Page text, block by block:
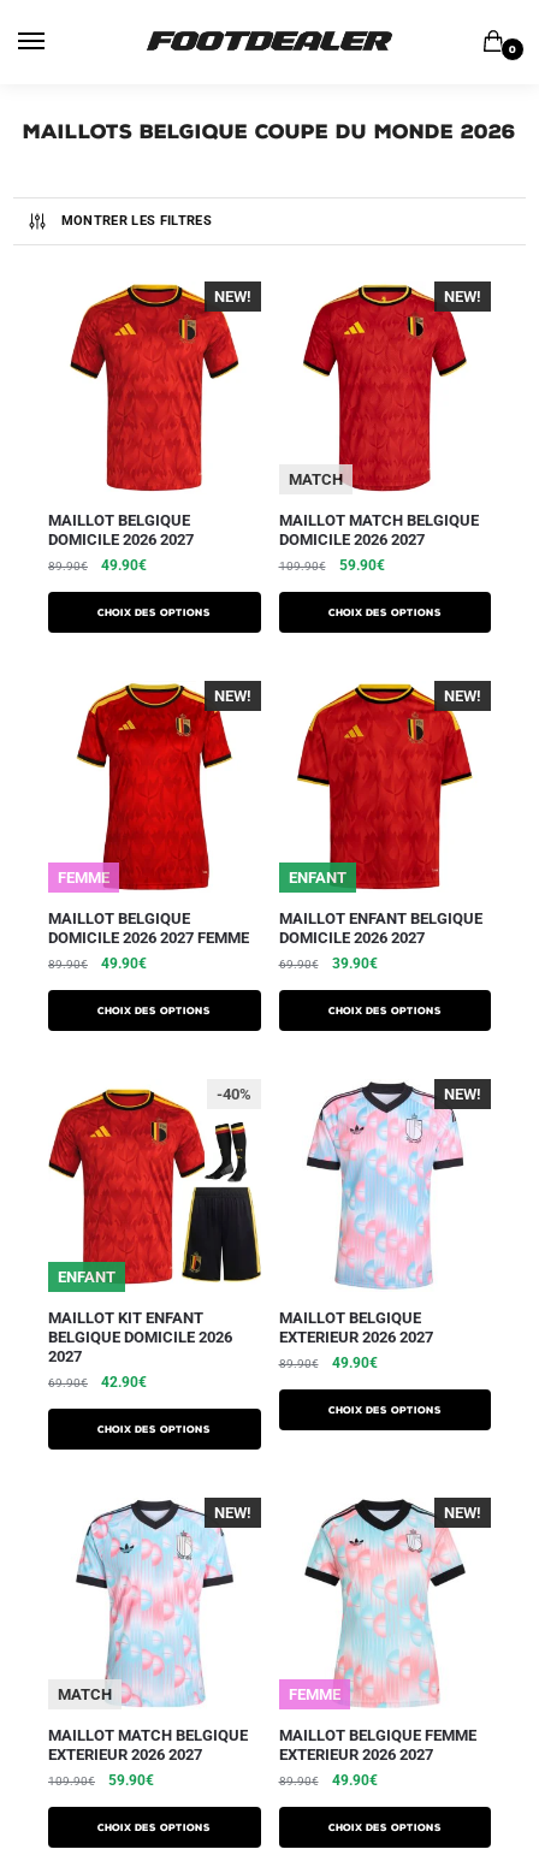
0
Maillots Belgique Coupe du Monde 2026
MONTRER LES FILTRES
-40%
NEW!
MAILLOT BELGIQUE
DOMICILE 2026 2027
89.90€ 49.90€
Choix des options
-40%
MATCH
NEW!
MAILLOT MATCH BELGIQUE
DOMICILE 2026 2027
109.90€ 59.90€
Choix des options
-40%
FEMME
NEW!
MAILLOT BELGIQUE
DOMICILE 2026 2027 FEMME
89.90€ 49.90€
Choix des options
-40%
ENFANT
NEW!
MAILLOT ENFANT BELGIQUE
DOMICILE 2026 2027
69.90€ 39.90€
Choix des options
ENFANT
-40%
MAILLOT KIT ENFANT
BELGIQUE DOMICILE 2026
2027
69.90€ 42.90€
Choix des options
-40%
NEW!
MAILLOT BELGIQUE
EXTERIEUR 2026 2027
89.90€ 49.90€
Choix des options
-40%
MATCH
NEW!
MAILLOT MATCH BELGIQUE
EXTERIEUR 2026 2027
109.90€ 59.90€
Choix des options
-40%
FEMME
NEW!
MAILLOT BELGIQUE FEMME
EXTERIEUR 2026 2027
89.90€ 49.90€
Choix des options